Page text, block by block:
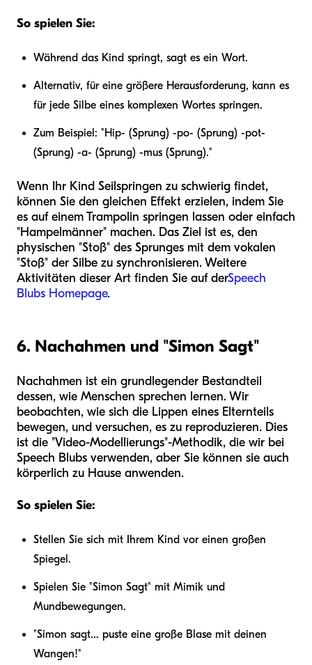
So spielen Sie:
Während das Kind springt, sagt es ein Wort.
Alternativ, für eine größere Herausforderung, kann es
für jede Silbe eines komplexen Wortes springen.
Zum Beispiel: "Hip- (Sprung) -po- (Sprung) -pot-
(Sprung) -a- (Sprung) -mus (Sprung)."
Wenn Ihr Kind Seilspringen zu schwierig findet,
können Sie den gleichen Effekt erzielen, indem Sie
es auf einem Trampolin springen lassen oder einfach
"Hampelmänner" machen. Das Ziel ist es, den
physischen "Stoß" des Sprunges mit dem vokalen
"Stoß" der Silbe zu synchronisieren. Weitere
Aktivitäten dieser Art finden Sie auf derSpeech
Blubs Homepage.
6. Nachahmen und "Simon Sagt"
Nachahmen ist ein grundlegender Bestandteil
dessen, wie Menschen sprechen lernen. Wir
beobachten, wie sich die Lippen eines Elternteils
bewegen, und versuchen, es zu reproduzieren. Dies
ist die "Video-Modellierungs"-Methodik, die wir bei
Speech Blubs verwenden, aber Sie können sie auch
körperlich zu Hause anwenden.
So spielen Sie:
Stellen Sie sich mit Ihrem Kind vor einen großen
Spiegel.
Spielen Sie "Simon Sagt" mit Mimik und
Mundbewegungen.
"Simon sagt... puste eine große Blase mit deinen
Wangen!"